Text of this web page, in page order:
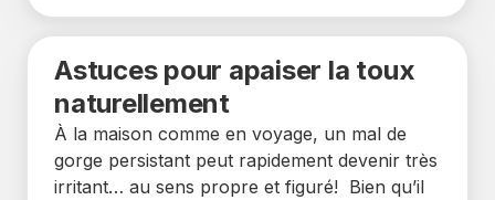
Astuces pour apaiser la toux
naturellement
À la maison comme en voyage, un mal de
gorge persistant peut rapidement devenir très
irritant… au sens propre et figuré! Bien qu’il